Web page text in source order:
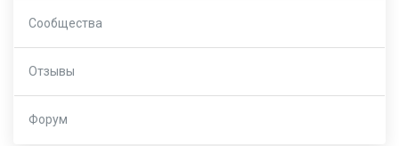
Сообщества
Отзывы
Форум